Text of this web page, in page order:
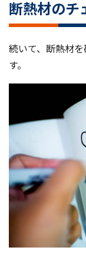
断熱材のチ
続いて、断熱材
す。